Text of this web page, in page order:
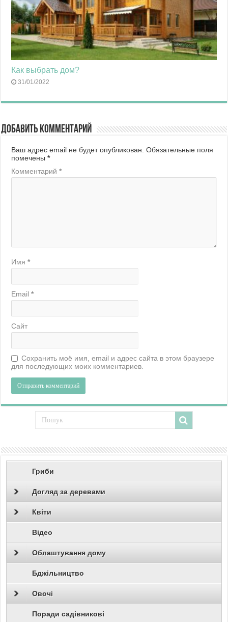
Как выбрать дом?
31/01/2022
Добавить комментарий
Ваш адрес email не будет опубликован. Обязательные поля
помечены*
Комментарий*
Имя*
Email*
Сайт
Сохранить моё имя, email и адрес сайта в этом браузере
для последующих моих комментариев.
Гриби
Догляд за деревами
Квіти
Відео
Облаштування дому
Бджільництво
Овочі
Поради садівникові